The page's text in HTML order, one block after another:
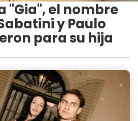
"Gia", el nombre
y Paulo
para su hija